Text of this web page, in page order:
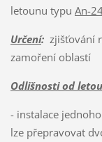
letounu typu An-
Určení:zjišťování
zamoření oblastí
Odlišnosti od
- instalace
lze přepravovat